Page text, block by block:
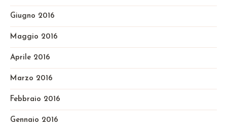
Giugno 2016
Maggio 2016
Aprile 2016
Marzo 2016
Febbraio 2016
Gennaio 2016